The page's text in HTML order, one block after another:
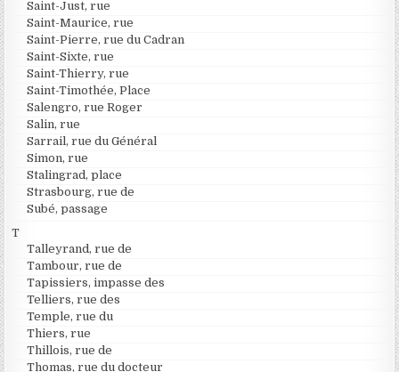
Saint-Just, rue
Saint-Maurice, rue
Saint-Pierre, rue du Cadran
Saint-Sixte, rue
Saint-Thierry, rue
Saint-Timothée, Place
Salengro, rue Roger
Salin, rue
Sarrail, rue du Général
Simon, rue
Stalingrad, place
Strasbourg, rue de
Subé, passage
T
Talleyrand, rue de
Tambour, rue de
Tapissiers, impasse des
Telliers, rue des
Temple, rue du
Thiers, rue
Thillois, rue de
Thomas, rue du docteur